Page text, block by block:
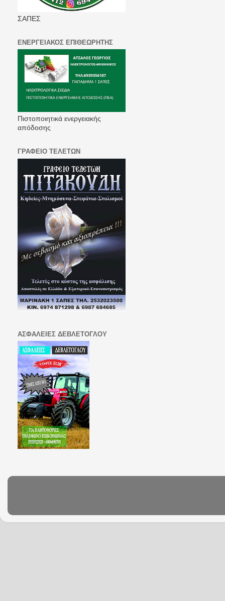
ΣΑΠΕΣ
ΕΝΕΡΓΕΙΑΚΟΣ ΕΠΙΘΕΩΡΗΤΗΣ
Πιστοποιητικά ενεργειακής
απόδοσης
ΓΡΑΦΕΙΟ ΤΕΛΕΤΩΝ
ΑΣΦΑΛΕΙΕΣ ΔΕΒΛΕΤΟΓΛΟΥ